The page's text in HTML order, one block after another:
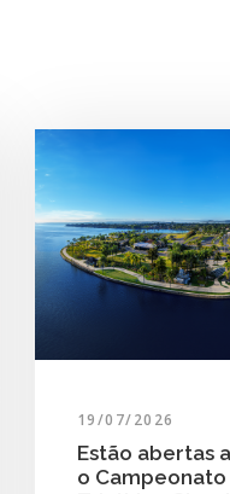
19/07/2026
Estão abertas
o